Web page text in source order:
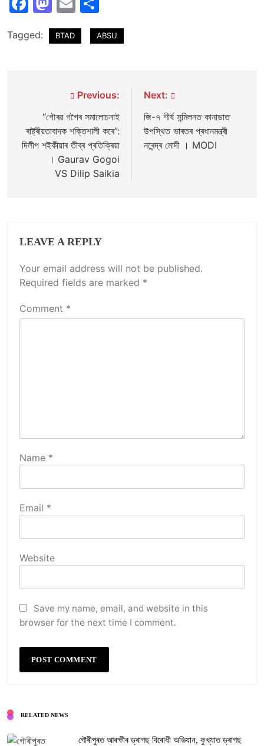
Tagged: BTAD ABSU
navigation
Previous:
“গৌৰৱ গগৈৰ সমালোচনাই
ৰাষ্ট্ৰীয়তাবাদক শক্তিশালী কৰে”:
দিলীপ শইকীয়াৰ তীব্ৰ প্ৰতিক্ৰিয়া
। Gaurav Gogoi
VS Dilip Saikia
Next:
জি-৭ শীৰ্ষ সন্মিলনত কানাডাত
উপস্থিত ভাৰতৰ প্ৰধানমন্ত্ৰী
নৰেন্দ্ৰ মোদী । MODI
LEAVE A REPLY
Your email address will not be published.
Required fields are marked *
Comment *
Name *
Email *
Website
Save my name, email, and website in this
browser for the next time I comment.
RELATED NEWS
গৌৰীপুৰত আৰক্ষীৰ ড্ৰাগছ বিৰোধী অভিযান, কুখ্যাত ড্ৰাগছ